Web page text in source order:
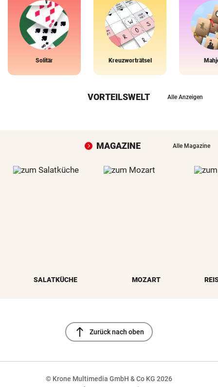
Solitär Kreuzworträtsel
VORTEILSWELT Alle Anzeigen
MAGAZINE Alle Magazine
SALATKÜCHE MOZART
north Zurück nach oben
© Krone Multimedia GmbH & Co KG 2026